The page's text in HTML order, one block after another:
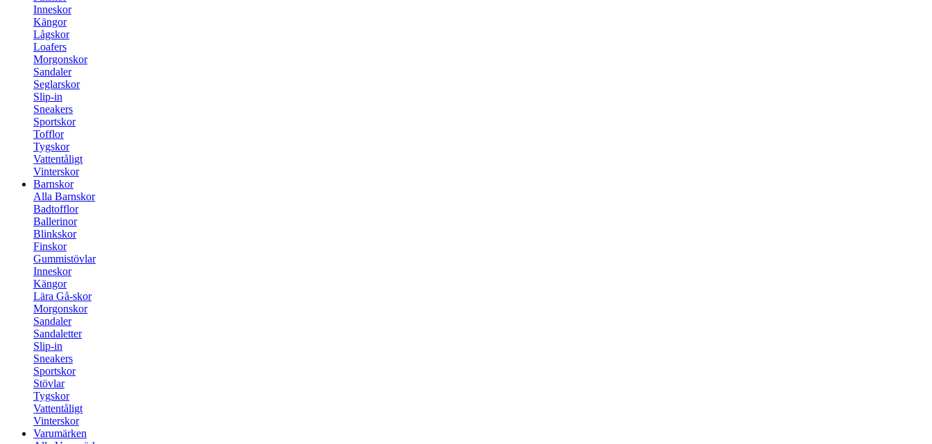
Inneskor
Kängor
Lågskor
Loafers
Morgonskor
Sandaler
Seglarskor
Slip-in
Sneakers
Sportskor
Tofflor
Tygskor
Vattentåligt
Vinterskor
Barnskor
Alla Barnskor
Badtofflor
Ballerinor
Blinkskor
Finskor
Gummistövlar
Inneskor
Kängor
Lära Gå-skor
Morgonskor
Sandaler
Sandaletter
Slip-in
Sneakers
Sportskor
Stövlar
Tygskor
Vattentåligt
Vinterskor
Varumärken